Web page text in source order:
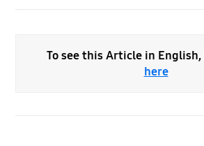
To see this Article in English,
here